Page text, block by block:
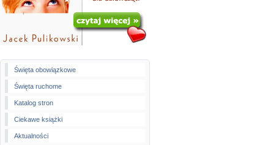
Święta obowiązkowe
Święta ruchome
Katalog stron
Ciekawe książki
Aktualności